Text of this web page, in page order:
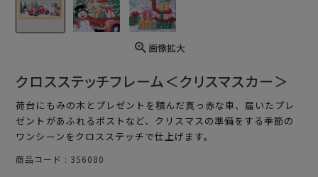
画像拡大
クロスステッチフレーム＜クリスマスカー＞
荷台にもみの木とプレゼントを積んだ真っ赤な車、届いたプレ
ゼントがあふれるポストなど、クリスマスの準備をする季節の
ワンシーンをクロスステッチで仕上げます。
商品コード 356080